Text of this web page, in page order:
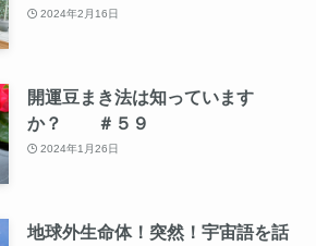
2024年2月16日
開運豆まき法は知っています
か？ ＃５９
2024年1月26日
地球外生命体！突然！宇宙語を話